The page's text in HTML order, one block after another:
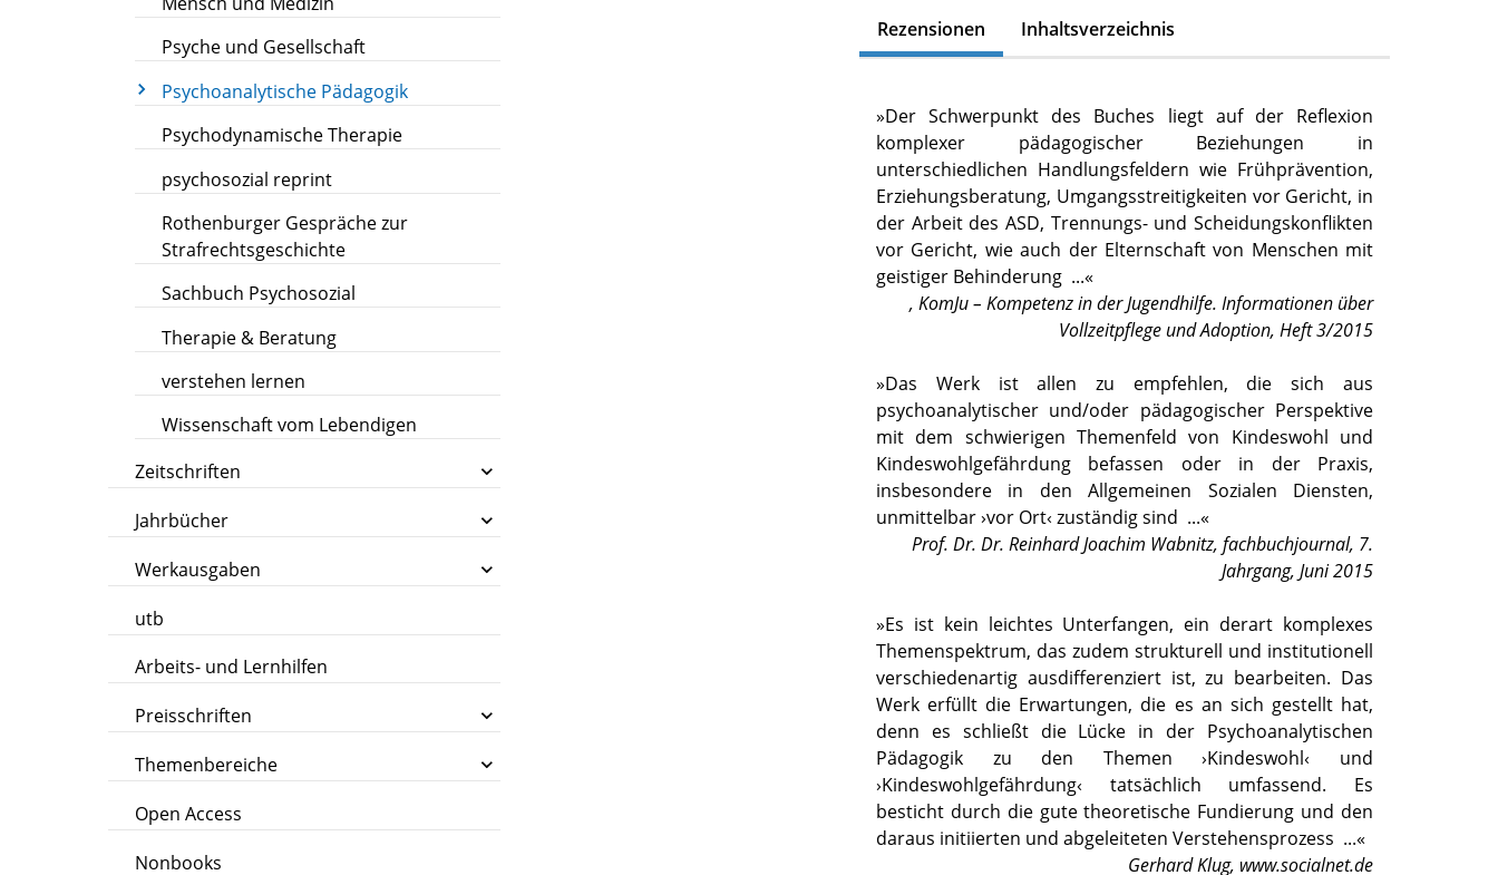
Psyche und Gesellschaft
Psychoanalytische Pädagogik
Psychodynamische Therapie
psychosozial reprint
Rothenburger Gespräche zur
Strafrechtsgeschichte
Sachbuch Psychosozial
Therapie & Beratung
verstehen lernen
Wissenschaft vom Lebendigen
Zeitschriften
Jahrbücher
Werkausgaben
utb
Arbeits- und Lernhilfen
Preisschriften
Themenbereiche
Open Access
Nonbooks
Rezensionen Inhaltsverzeichnis
»Der Schwerpunkt des Buches liegt auf der Reflexion
komplexer pädagogischer Beziehungen in
unterschiedlichen Handlungsfeldern wie Frühprävention,
Erziehungsberatung, Umgangsstreitigkeiten vor Gericht, in
der Arbeit des ASD, Trennungs- und Scheidungskonflikten
vor Gericht, wie auch der Elternschaft von Menschen mit
geistiger Behinderung ...«
, KomJu – Kompetenz in der Jugendhilfe. Informationen über
Vollzeitpflege und Adoption, Heft 3/2015
»Das Werk ist allen zu empfehlen, die sich aus
psychoanalytischer und/oder pädagogischer Perspektive
mit dem schwierigen Themenfeld von Kindeswohl und
Kindeswohlgefährdung befassen oder in der Praxis,
insbesondere in den Allgemeinen Sozialen Diensten,
unmittelbar ›vor Ort‹ zuständig sind ...«
Prof. Dr. Dr. Reinhard Joachim Wabnitz, fachbuchjournal, 7.
Jahrgang, Juni 2015
»Es ist kein leichtes Unterfangen, ein derart komplexes
Themenspektrum, das zudem strukturell und institutionell
verschiedenartig ausdifferenziert ist, zu bearbeiten. Das
Werk erfüllt die Erwartungen, die es an sich gestellt hat,
denn es schließt die Lücke in der Psychoanalytischen
Pädagogik zu den Themen ›Kindeswohl‹ und
›Kindeswohlgefährdung‹ tatsächlich umfassend. Es
besticht durch die gute theoretische Fundierung und den
daraus initiierten und abgeleiteten Verstehensprozess ...«
Gerhard Klug, www.socialnet.de